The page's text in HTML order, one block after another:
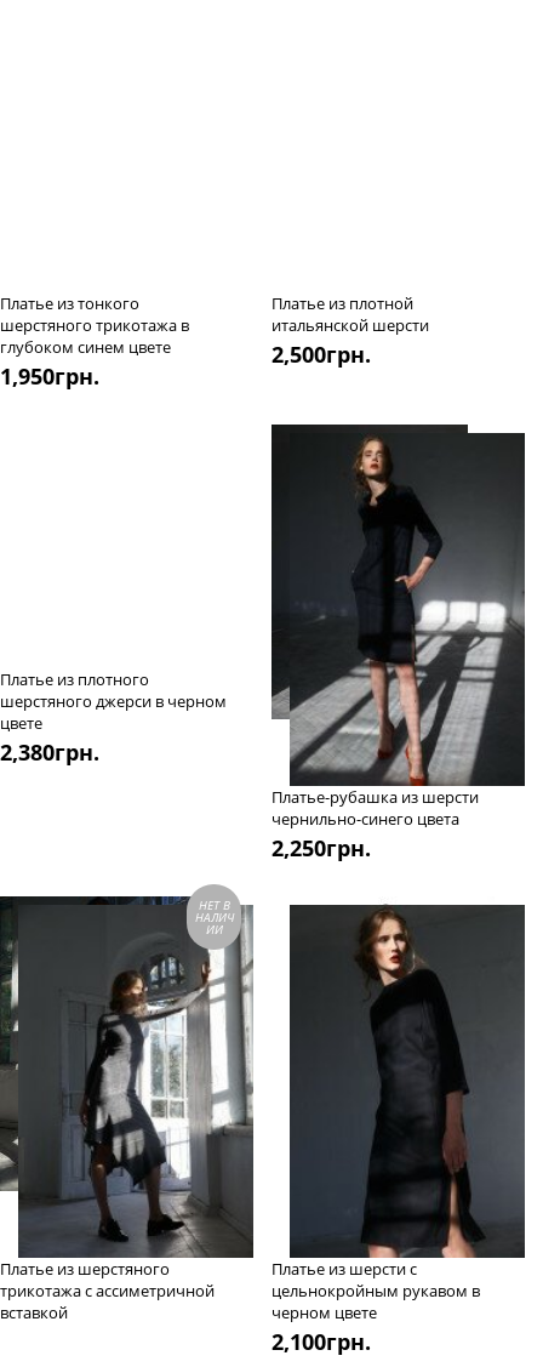
Платье из тонкого
шерстяного трикотажа в
глубоком синем цвете
1,950грн.
Платье из плотной
итальянской шерсти
2,500грн.
Платье из плотного
шерстяного джерси в черном
цвете
2,380грн.
Платье-рубашка из шерсти
чернильно-синего цвета
2,250грн.
НЕТ В
НАЛИЧ
ИИ
Платье из шерстяного
трикотажа с ассиметричной
вставкой
Платье из шерсти с
цельнокройным рукавом в
черном цвете
2,100грн.